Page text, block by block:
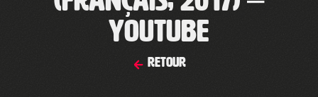
YouTube
Retour